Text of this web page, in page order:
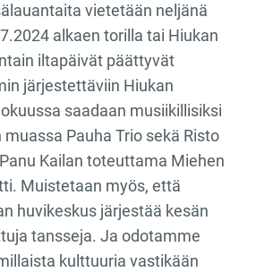
vietetään neljänä
alkaen torilla tai Hiukan
iltapäivät päättyvät
järjestettäviin Hiukan
saadaan musiikillisiksi
Pauha Trio sekä Risto
Kailan toteuttama Miehen
Muistetaan myös, että
huvikeskus järjestää kesän
tansseja. Ja odotamme
kulttuuria vastikään